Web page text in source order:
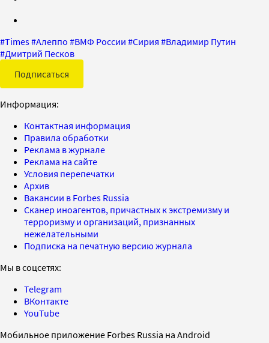
#Times#Алеппо #ВМФ России #Сирия #Владимир Путин
#Дмитрий Песков
Подписаться
Информация:
Контактная информация
Правила обработки
Реклама в журнале
Реклама на сайте
Условия перепечатки
Архив
Вакансии в Forbes Russia
Сканер иноагентов, причастных к экстремизму и
терроризму и организаций, признанных
нежелательными
Подписка на печатную версию журнала
Мы в соцсетях:
Telegram
ВКонтакте
YouTube
Мобильное приложение Forbes Russia на Android